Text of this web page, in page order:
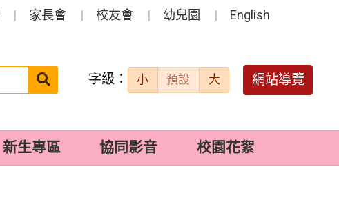
家長會 校友會 幼兒園 English
搜
送出 字級： 小 預設 大 網站導覽
新生專區 協同影音 校園花絮